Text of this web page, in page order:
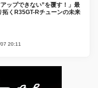
アップできない”を覆す！」最
拓くR35GT-Rチューンの未来
20:11